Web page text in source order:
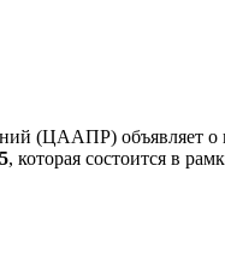
(ЦААПР) объявляет
, которая состоится в